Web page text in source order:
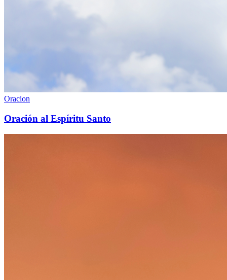
Oracion
Oración al Espíritu Santo